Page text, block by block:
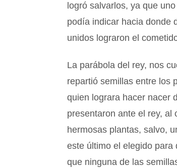
logró salvarlos, ya que
podía indicar hacia donde
unidos lograron el
La parábola del rey, nos
repartió semillas entre los
quien lograra hacer nacer
presentaron ante el rey, al
hermosas plantas, salvo,
este último el elegido
que ninguna de las